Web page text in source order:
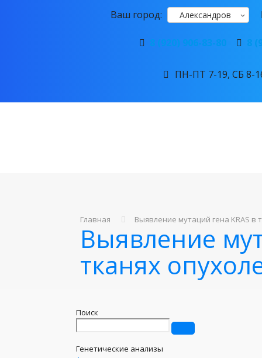
Ваш город: Александров
8 (920) 906-83-80 8
ПН-ПТ 7-19, СБ 8-
Главная Выявление мутаций гена KRAS в
Выявление
тканях
Поиск
Генетические анализы